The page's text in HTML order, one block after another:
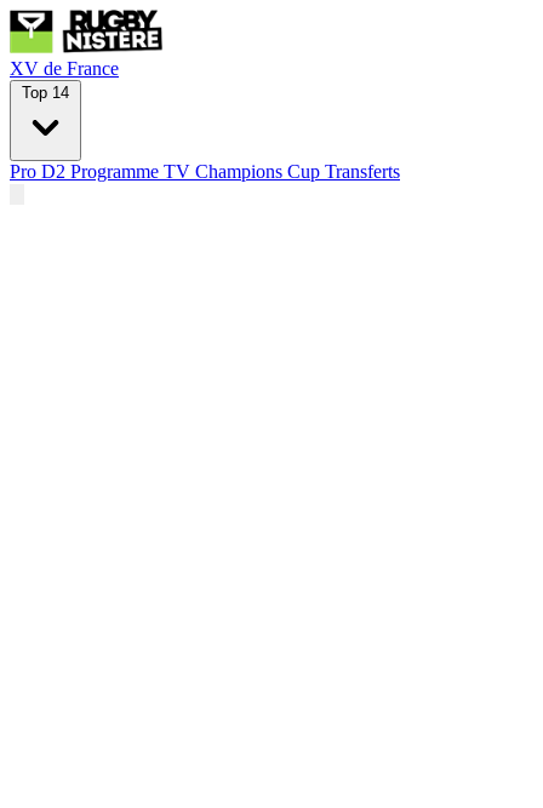
XV de France
Top 14
Pro D2 Programme TV Champions Cup Transferts